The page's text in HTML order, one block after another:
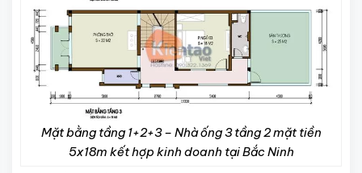
Mặt bằng tầng 1+2+3 – Nhà ống 3 tầng 2 mặt tiền
5x18m kết hợp kinh doanh tại Bắc Ninh